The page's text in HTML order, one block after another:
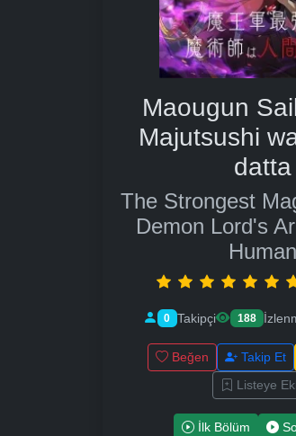
Maougun
Majutsushi
datta
The Strongest
Demon Lord's
Human
0 Takipçi 188
Beğen Takip Et
Listeye
İlk Bölüm